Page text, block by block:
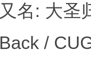
又名: 大圣
Back /